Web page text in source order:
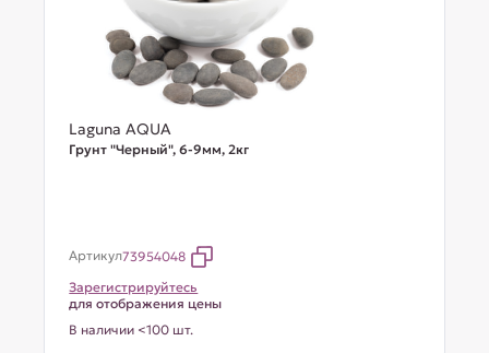
Laguna AQUA
Грунт "Черный", 6-9мм, 2кг
Артикул73954048
Зарегистрируйтесь
для отображения цены
В наличии <100 шт.